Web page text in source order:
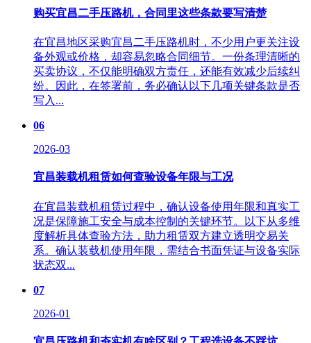
购买宜昌二手压路机，合同里这些条款要写清楚
在宜昌地区采购宜昌二手压路机时，不少用户更关注设
备外观或价格，却容易忽略合同细节。一份条理清晰的
买卖协议，不仅能明确双方责任，还能有效减少后续纠
纷。因此，在签署前，务必确认以下几项关键条款是否
写入...
06
2026-03
宜昌装载机租赁如何查验设备年限与工况
在宜昌装载机租赁过程中，确认设备使用年限和真实工
况是保障施工安全与成本控制的关键环节。以下从多维
度解析具体查验方法，助力租赁双方建立透明交易关
系。确认装载机使用年限，需结合书面凭证与设备实际
状态双...
07
2026-01